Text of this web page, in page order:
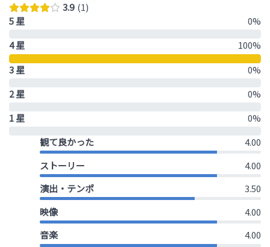
3.9 1
5 星
0%
4 星
100%
3 星
0%
2 星
0%
1 星
0%
観て良かった
4.00
ストーリー
4.00
演出・テンポ
3.50
映像
4.00
音楽
4.00